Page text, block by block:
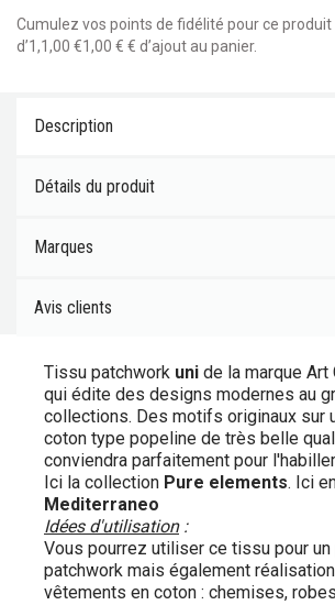
Cumulez vos points de fidélité pour ce
d’1,1,00 €1,00 € € d’ajout au panier.
Description
Détails du produit
Marques
Avis clients
Tissu patchwork uni de la marque Art
qui édite des designs modernes au
collections. Des motifs originaux sur
coton type popeline de très belle
conviendra parfaitement pour
Ici la collection Pure elements. Ici
Mediterraneo
Idées d'utilisation:
Vous pourrez utiliser ce tissu pour un
patchwork mais également
vêtements en coton : chemises,